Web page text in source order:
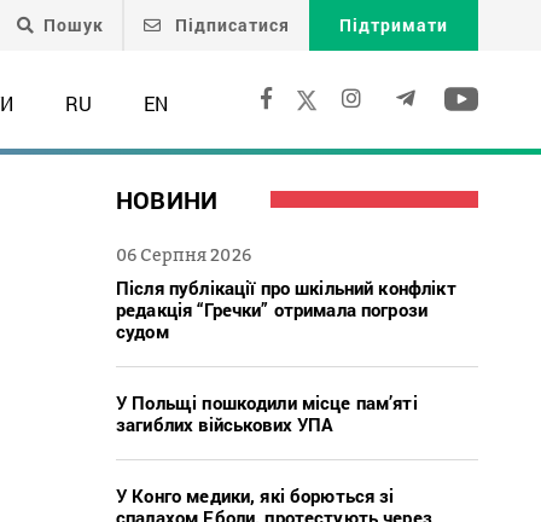
Пошук Підписатися Підтримати
RU EN
НОВИНИ
06 Серпня 2026
Після публікації про шкільний конфлікт
редакція “Гречки” отримала погрози
судом
У Польщі пошкодили місце пам’яті
загиблих військових УПА
У Конго медики, які борються зі
спалахом Еболи, протестують через